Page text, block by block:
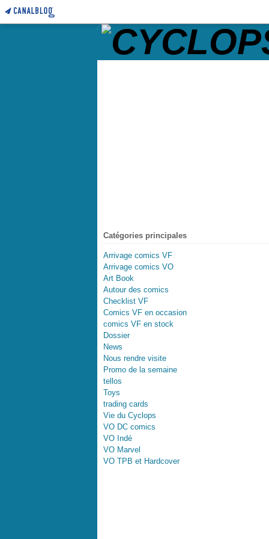
Catégories principales
Arrivage comics VF
Arrivage comics VO
Art Book
Autour des comics
Checklist VF
Comics VF en occasion
comics VF en stock
Dossier
News
Nous rendre visite
Promo de la semaine
tellos
Toys
trading cards
Vie du Cyclops
VO DC comics
VO Indé
VO Marvel
VO TPB et Hardcover